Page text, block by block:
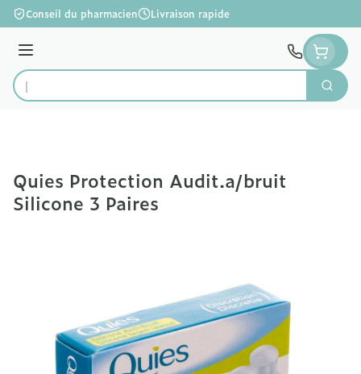
Aller au contenu
Conseil du pharmacien Livraison rapide
Menu
Rechercher
Quies Protection Audit.a/bruit
Silicone 3 Paires